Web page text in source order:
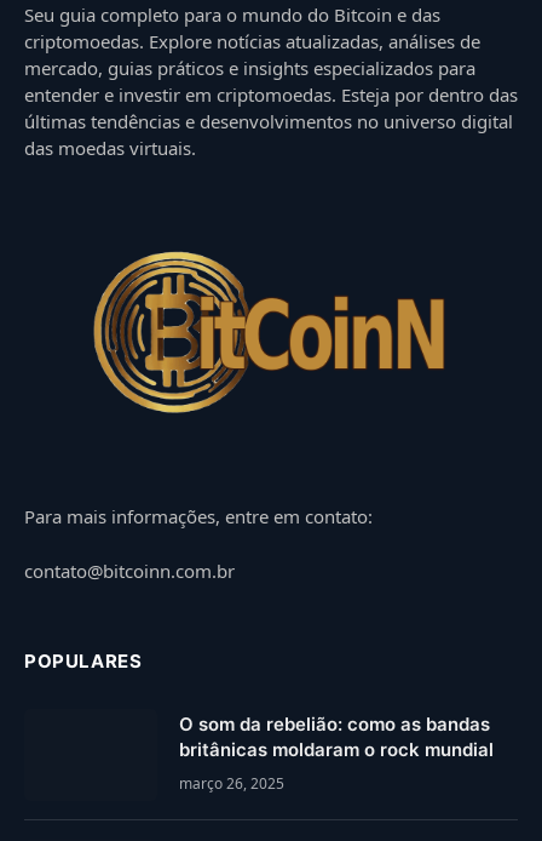
Seu guia completo para o mundo do Bitcoin e das
criptomoedas. Explore notícias atualizadas, análises de
mercado, guias práticos e insights especializados para
entender e investir em criptomoedas. Esteja por dentro das
últimas tendências e desenvolvimentos no universo digital
das moedas virtuais.
Para mais informações, entre em contato:
contato@bitcoinn.com.br
POPULARES
O som da rebelião: como as bandas
britânicas moldaram o rock mundial
março 26, 2025